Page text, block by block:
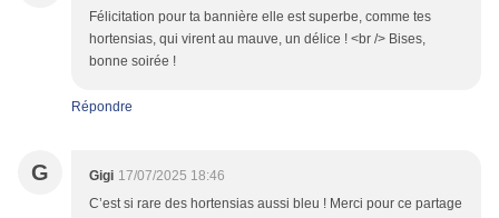
Félicitation pour ta bannière elle est superbe, comme tes
hortensias, qui virent au mauve, un délice ! <br /> Bises,
bonne soirée !
Répondre
G Gigi 17/07/2025 18:46
C’est si rare des hortensias aussi bleu ! Merci pour ce partage